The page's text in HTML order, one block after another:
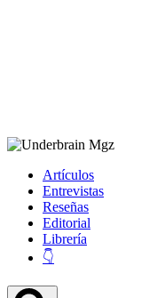
Artículos
Entrevistas
Reseñas
Editorial
Librería
👇